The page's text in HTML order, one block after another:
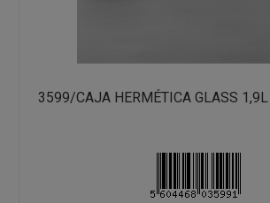
3599/CAJA HERMÉTICA GLASS 1,9L